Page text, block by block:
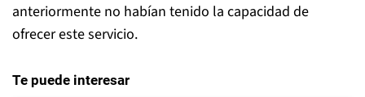
anteriormente no habían tenido la capacidad de
ofrecer este servicio.
Te puede interesar